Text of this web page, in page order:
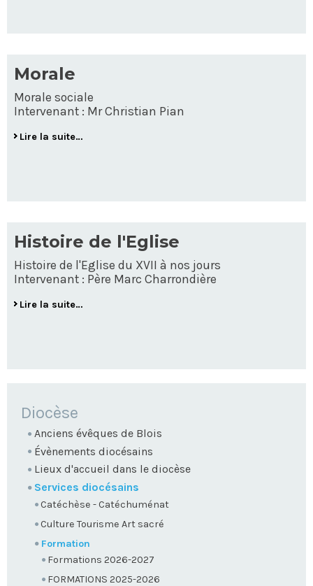
Morale
Morale sociale
Intervenant : Mr Christian Pian
Lire la suite…
Histoire de l'Eglise
Histoire de l'Eglise du XVII à nos jours
Intervenant : Père Marc Charrondière
Lire la suite…
NAVIGATION
Diocèse
Anciens évêques de Blois
Évènements diocésains
Lieux d'accueil dans le diocèse
Services diocésains
Catéchèse - Catéchuménat
Culture Tourisme Art sacré
Formation
Formations 2026-2027
FORMATIONS 2025-2026